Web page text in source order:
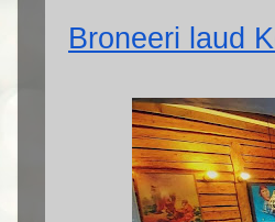
Broneeri laud